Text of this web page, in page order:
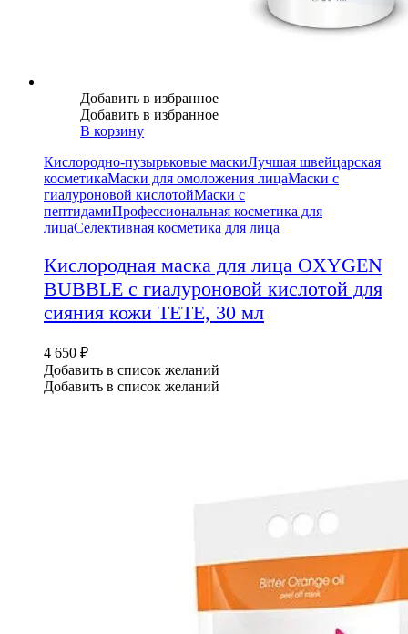
Добавить в избранное
Добавить в избранное
В корзину
Кислородно-пузырьковые маскиЛучшая швейцарская
косметикаМаски для омоложения лицаМаски с
гиалуроновой кислотойМаски с
пептидамиПрофессиональная косметика для
лицаСелективная косметика для лица
Кислородная маска для лица OXYGEN
BUBBLE с гиалуроновой кислотой для
сияния кожи TETE, 30 мл
4 650 ₽
Добавить в список желаний
Добавить в список желаний